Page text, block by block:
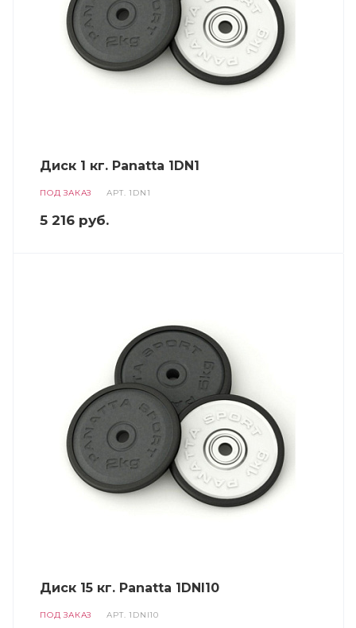
Диск 1 кг. Panatta 1DN1
ПОД ЗАКАЗ АРТ.1DN1
5 216 руб.
Диск 15 кг. Panatta 1DNI10
ПОД ЗАКАЗ АРТ.1DNI10